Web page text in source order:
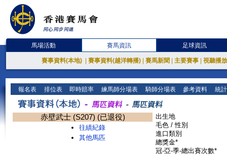
馬場活動 賽馬資訊 足球資訊
賽事資料(本地) 賽事資料(越洋轉播) 賽馬新聞 主要賽事 視聽播
報名表 排位表 即時賠率 練馬師分場表 騎師分場表 參考資料 統
赤壁武士 (S207) (已退役)
往績紀錄
其他馬匹
出生地
毛色 / 性別
進口類別
總獎金*
冠-亞-季-總出賽次數*